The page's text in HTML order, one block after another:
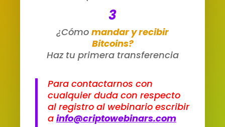
3
¿Cómo mandar y recibir
Bitcoins?
Haz tu primera transferencia
Para contactarnos con
cualquier duda con respecto
al registro al webinario escribir
a info@criptowebinars.com